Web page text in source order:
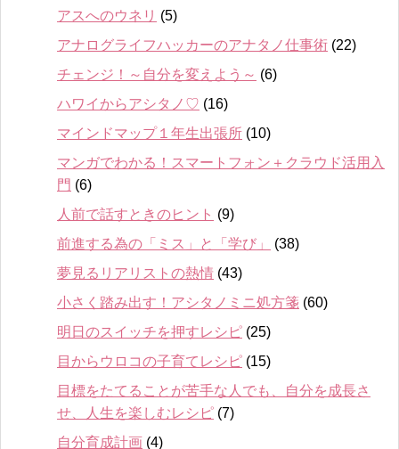
アスへのウネリ (5)
アナログライフハッカーのアナタノ仕事術 (22)
チェンジ！～自分を変えよう～ (6)
ハワイからアシタノ♡ (16)
マインドマップ１年生出張所 (10)
マンガでわかる！スマートフォン＋クラウド活用入
門 (6)
人前で話すときのヒント (9)
前進する為の「ミス」と「学び」
(38)
夢見るリアリストの熱情 (43)
小さく踏み出す！アシタノミニ処方箋 (60)
明日のスイッチを押すレシピ (25)
目からウロコの子育てレシピ (15)
目標をたてることが苦手な人でも、自分を成長さ
せ、人生を楽しむレシピ (7)
自分育成計画 (4)